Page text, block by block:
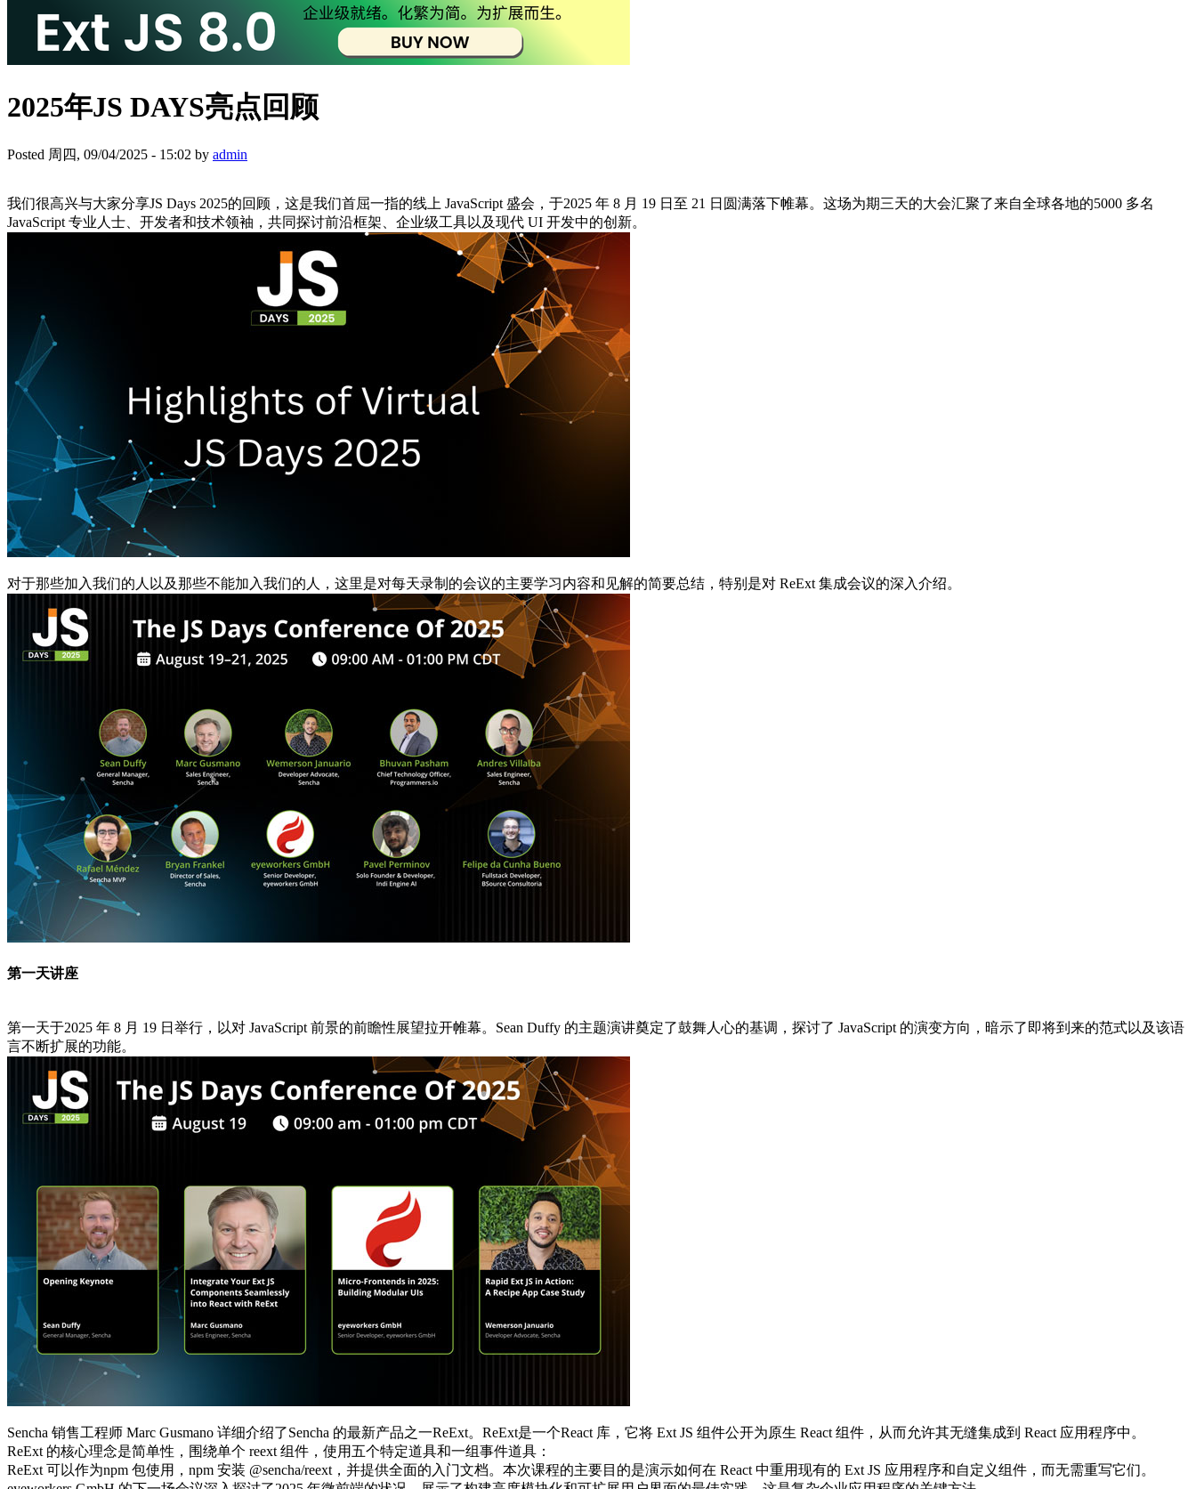
2025年JS DAYS亮点回顾
Posted 周四, 09/04/2025 - 15:02 by admin
我们很高兴与大家分享JS Days 2025的回顾，这是我们首屈一指的线上 JavaScript 盛会，于2025 年 8 月 19 日至 21 日圆满落下帷幕。这场为期三天的大会汇聚了来自全球各地的5000 多名
JavaScript 专业人士、开发者和技术领袖，共同探讨前沿框架、企业级工具以及现代 UI 开发中的创新。
对于那些加入我们的人以及那些不能加入我们的人，这里是对每天录制的会议的主要学习内容和见解的简要总结，特别是对 ReExt 集成会议的深入介绍。
第一天讲座
第一天于2025 年 8 月 19 日举行，以对 JavaScript 前景的前瞻性展望拉开帷幕。Sean Duffy 的主题演讲奠定了鼓舞人心的基调，探讨了 JavaScript 的演变方向，暗示了即将到来的范式以及该语
言不断扩展的功能。
Sencha 销售工程师 Marc Gusmano 详细介绍了Sencha 的最新产品之一ReExt。ReExt是一个React 库，它将 Ext JS 组件公开为原生 React 组件，从而允许其无缝集成到 React 应用程序中。
ReExt 的核心理念是简单性，围绕单个 reext 组件，使用五个特定道具和一组事件道具：
ReExt 可以作为npm 包使用，npm 安装 @sencha/reext，并提供全面的入门文档。本次课程的主要目的是演示如何在 React 中重用现有的 Ext JS 应用程序和自定义组件，而无需重写它们。